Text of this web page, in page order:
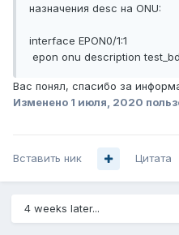
назначения desc на ONU:
interface EPON0/1:1
epon onu description
Вас понял, спасибо за
Изменено 1 июля, 2020
Вставить ник Цитата
4 weeks later...